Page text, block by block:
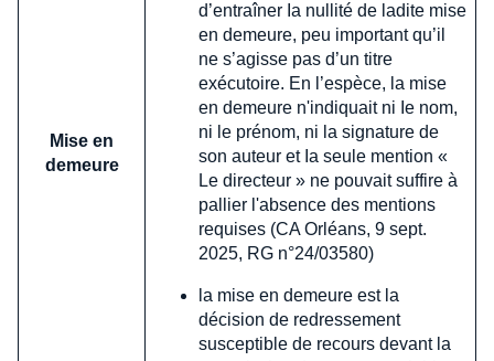
Mise en
demeure
d’entraîner Ia nullité de ladite mise
en demeure, peu important qu’il
ne s’agisse pas d’un titre
exécutoire. En l’espèce, la mise
en demeure n'indiquait ni Ie nom,
ni le prénom, ni la signature de
son auteur et Ia seule mention «
Le directeur » ne pouvait suffire à
pallier l'absence des mentions
requises (CA Orléans, 9 sept.
2025, RG n°24/03580)
la mise en demeure est la
décision de redressement
susceptible de recours devant la